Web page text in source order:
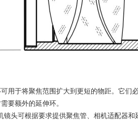
用于将聚焦范围扩大到更短的物距。它们
要额外的延伸环。
镜头可根据要求提供聚焦管、相机适配器和